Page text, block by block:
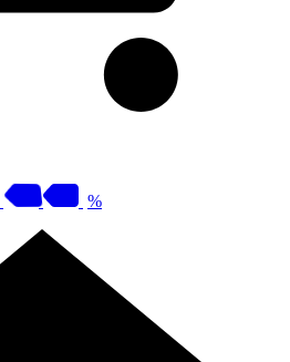
%